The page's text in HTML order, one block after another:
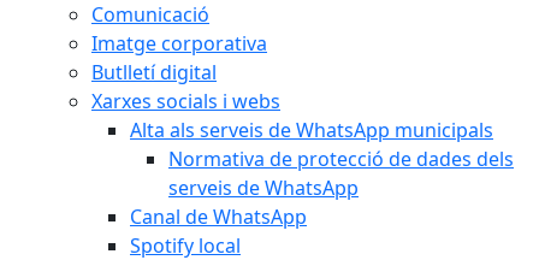
Comunicació
Imatge corporativa
Butlletí digital
Xarxes socials i webs
Alta als serveis de WhatsApp municipals
Normativa de protecció de dades dels
serveis de WhatsApp
Canal de WhatsApp
Spotify local